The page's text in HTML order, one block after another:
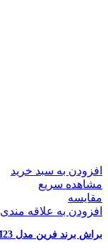
افزودن به سبد خرید
مشاهده سریع
مقایسه
افزودن به علاقه مندی
براش برند فرین مدل M23